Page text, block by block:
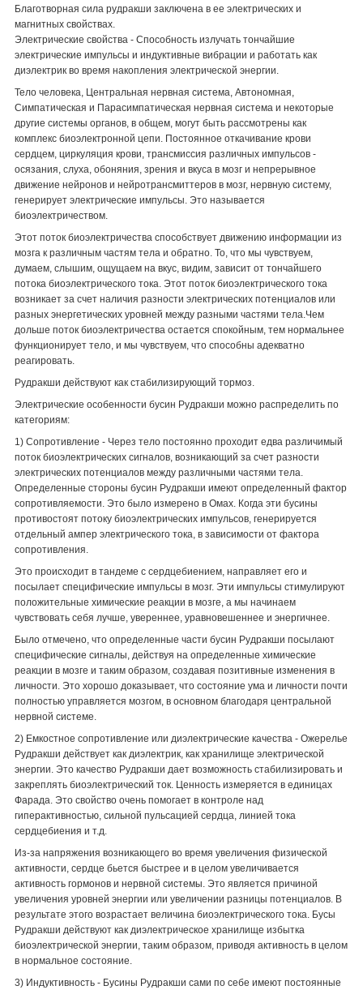
Благотворная сила рудракши заключена в ее электрических и
магнитных свойствах.
Электрические свойства - Способность излучать тончайшие
электрические импульсы и индуктивные вибрации и работать как
диэлектрик во время накопления электрической энергии.
Тело человека, Центральная нервная система, Автономная,
Симпатическая и Парасимпатическая нервная система и некоторые
другие системы органов, в общем, могут быть рассмотрены как
комплекс биоэлектронной цепи. Постоянное откачивание крови
сердцем, циркуляция крови, трансмиссия различных импульсов -
осязания, слуха, обоняния, зрения и вкуса в мозг и непрерывное
движение нейронов и нейротрансмиттеров в мозг, нервную систему,
генерирует электрические импульсы. Это называется
биоэлектричеством.
Этот поток биоэлектричества способствует движению информации из
мозга к различным частям тела и обратно. То, что мы чувствуем,
думаем, слышим, ощущаем на вкус, видим, зависит от тончайшего
потока биоэлектрического тока. Этот поток биоэлектрического тока
возникает за счет наличия разности электрических потенциалов или
разных энергетических уровней между разными частями тела.Чем
дольше поток биоэлектричества остается спокойным, тем нормальнее
функционирует тело, и мы чувствуем, что способны адекватно
реагировать.
Рудракши действуют как стабилизирующий тормоз.
Электрические особенности бусин Рудракши можно распределить по
категориям:
1) Сопротивление - Через тело постоянно проходит едва различимый
поток биоэлектрических сигналов, возникающий за счет разности
электрических потенциалов между различными частями тела.
Определенные стороны бусин Рудракши имеют определенный фактор
сопротивляемости. Это было измерено в Омах. Когда эти бусины
противостоят потоку биоэлектрических импульсов, генерируется
отдельный ампер электрического тока, в зависимости от фактора
сопротивления.
Это происходит в тандеме с сердцебиением, направляет его и
посылает специфические импульсы в мозг. Эти импульсы стимулируют
положительные химические реакции в мозге, а мы начинаем
чувствовать себя лучше, увереннее, уравновешеннее и энергичнее.
Было отмечено, что определенные части бусин Рудракши посылают
специфические сигналы, действуя на определенные химические
реакции в мозге и таким образом, создавая позитивные изменения в
личности. Это хорошо доказывает, что состояние ума и личности почти
полностью управляется мозгом, в основном благодаря центральной
нервной системе.
2) Емкостное сопротивление или диэлектрические качества - Ожерелье
Рудракши действует как диэлектрик, как хранилище электрической
энергии. Это качество Рудракши дает возможность стабилизировать и
закреплять биоэлектрический ток. Ценность измеряется в единицах
Фарада. Это свойство очень помогает в контроле над
гиперактивностью, сильной пульсацией сердца, линией тока
сердцебиения и т.д.
Из-за напряжения возникающего во время увеличения физической
активности, сердце бьется быстрее и в целом увеличивается
активность гормонов и нервной системы. Это является причиной
увеличения уровней энергии или увеличении разницы потенциалов. В
результате этого возрастает величина биоэлектрического тока. Бусы
Рудракши действуют как диэлектрическое хранилище избытка
биоэлектрической энергии, таким образом, приводя активность в целом
в нормальное состояние.
3) Индуктивность - Бусины Рудракши сами по себе имеют постоянные